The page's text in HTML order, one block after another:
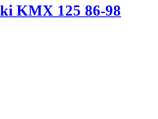
KMX 125 86-98